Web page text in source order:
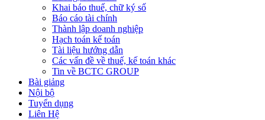
Khai báo thuế, chữ ký số
Báo cáo tài chính
Thành lập doanh nghiệp
Hạch toán kế toán
Tài liệu hướng dẫn
Các vấn đề về thuế, kế toán khác
Tin về BCTC GROUP
Bài giảng
Nội bộ
Tuyển dụng
Liên Hệ